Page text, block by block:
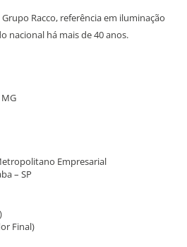
Racco, referência em iluminação
nacional há mais de 40 anos.
Empresarial
– SP
Final)